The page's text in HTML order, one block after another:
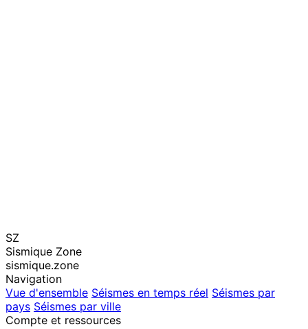
SZ
Sismique Zone
sismique.zone
Navigation
Vue d'ensemble Séismes en temps réel Séismes par
pays Séismes par ville
Compte et ressources